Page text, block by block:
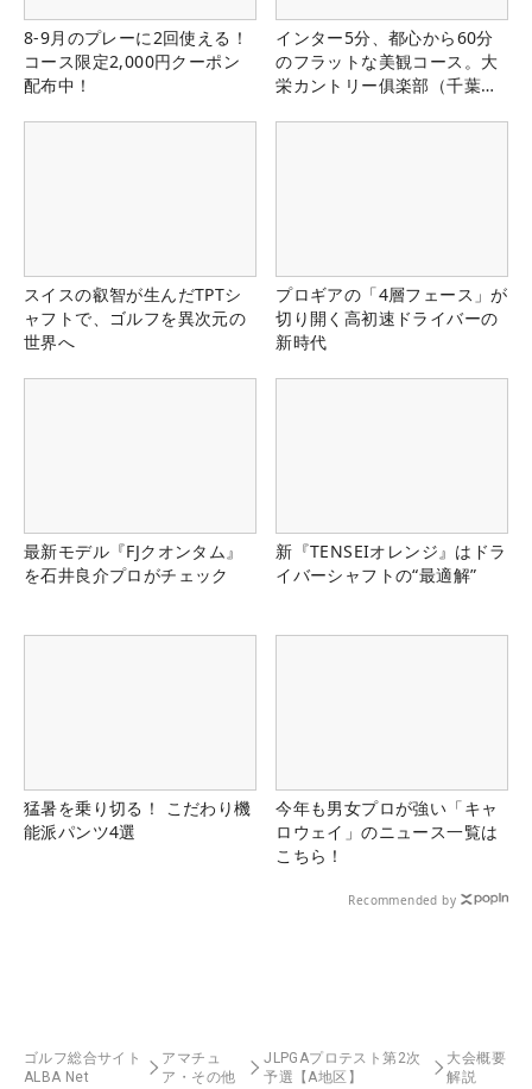
8-9月のプレーに2回使える！
コース限定2,000円クーポン
配布中！
インター5分、都心から60分
のフラットな美観コース。大
栄カントリー俱楽部（千葉
スイスの叡智が生んだTPTシ
ャフトで、ゴルフを異次元の
世界へ
プロギアの「4層フェース」が
切り開く高初速ドライバーの
新時代
最新モデル『FJクオンタム』
を石井良介プロがチェック
新『TENSEIオレンジ』はドラ
イバーシャフトの“最適解”
猛暑を乗り切る！ こだわり機
能派パンツ4選
今年も男女プロが強い「キャ
ロウェイ」のニュース一覧は
こちら！
Recommended by
ゴルフ総合サイト
ALBA Net
アマチュ
ア・その他
JLPGAプロテスト第2次
予選【A地区】
大会概要
解説